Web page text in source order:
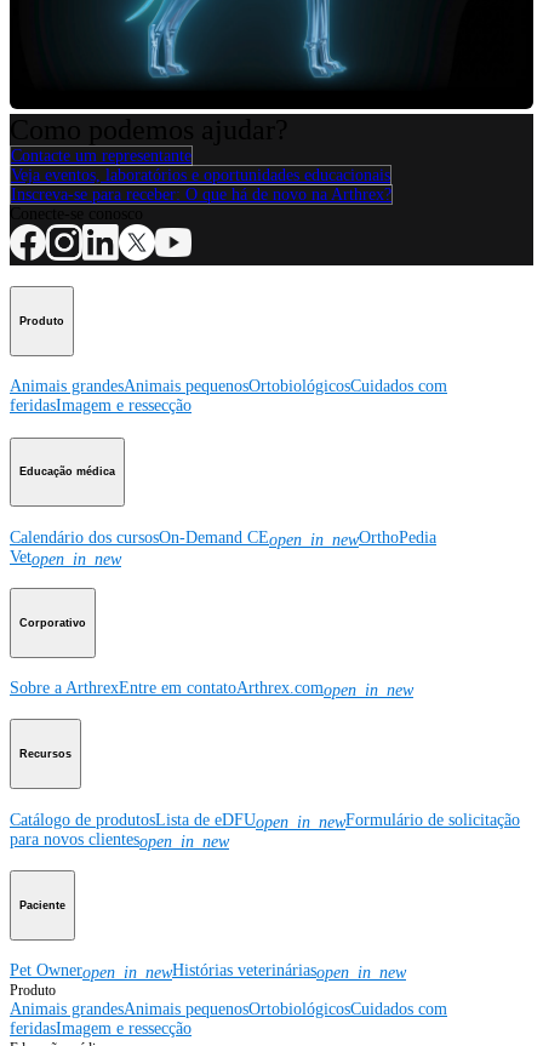
Contacte um representante
Veja eventos, laboratórios e oportunidades educacionais
Inscreva-se para receber: O que há de novo na Arthrex?
Produto
Animais grandesAnimais pequenosOrtobiológicosCuidados com
feridasImagem e ressecção
Educação médica
Calendário dos cursosOn-Demand CEopen_in_newOrthoPedia
Vetopen_in_new
Corporativo
Sobre a ArthrexEntre em contatoArthrex.comopen_in_new
Recursos
Catálogo de produtosLista de eDFUopen_in_newFormulário de solicitação
para novos clientesopen_in_new
Paciente
Pet Owneropen_in_newHistórias veterináriasopen_in_new
Produto
Animais grandesAnimais pequenosOrtobiológicosCuidados com
feridasImagem e ressecção